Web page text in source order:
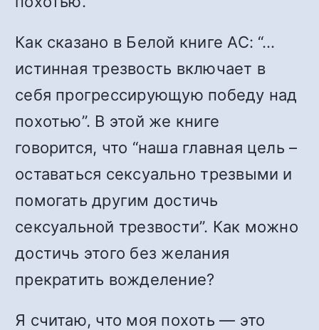
Как сказано в Белой книге АС: “…
истинная трезвость включает в
себя прогрессирующую победу над
похотью”. В этой же книге
говорится, что “наша главная цель –
оставаться сексуально трезвыми и
помогать другим достичь
сексуальной трезвости”. Как можно
достичь этого без желания
прекратить вожделение?
Я считаю, что моя похоть — это